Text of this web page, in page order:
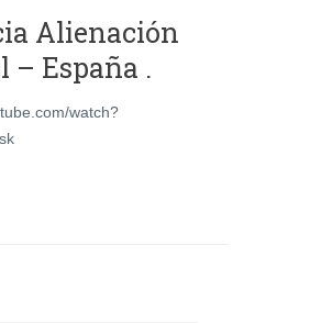
Alienación
– España .
watch?